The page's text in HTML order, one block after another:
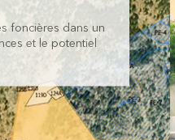
Tous les secteurs d’activité
foncières dans un
et le potentiel